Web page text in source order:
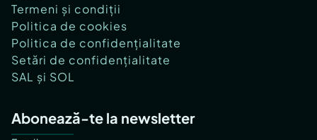
Termeni și condiții
Politica de cookies
Politica de confidențialitate
Setări de confidențialitate
SAL și SOL
Abonează-te la newsletter